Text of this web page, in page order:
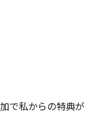
で私からの特典が